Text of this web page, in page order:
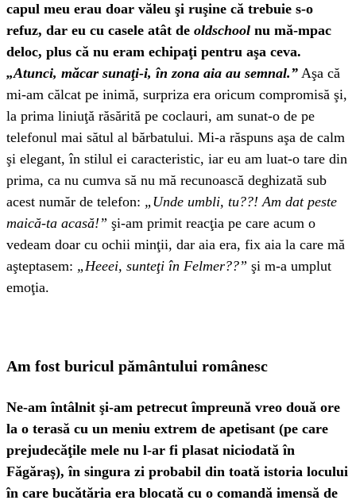
capul meu erau doar văleu şi ruşine că trebuie s-o
refuz, dar eu cu casele atât de oldschool nu mă-mpac
deloc, plus că nu eram echipaţi pentru aşa ceva.
„Atunci, măcar sunaţi-i, în zona aia au semnal.” Aşa că
mi-am călcat pe inimă, surpriza era oricum compromisă şi,
la prima liniuţă răsărită pe coclauri, am sunat-o de pe
telefonul mai sătul al bărbatului. Mi-a răspuns aşa de calm
şi elegant, în stilul ei caracteristic, iar eu am luat-o tare din
prima, ca nu cumva să nu mă recunoască deghizată sub
acest număr de telefon: „Unde umbli, tu??! Am dat peste
maică-ta acasă!” şi-am primit reacţia pe care acum o
vedeam doar cu ochii minţii, dar aia era, fix aia la care mă
aşteptasem: „Heeei, sunteţi în Felmer??” şi m-a umplut
emoţia.
Am fost buricul pământului românesc
Ne-am întâlnit şi-am petrecut împreună vreo două ore
la o terasă cu un meniu extrem de apetisant (pe care
prejudecăţile mele nu l-ar fi plasat niciodată în
Făgăraş), în singura zi probabil din toată istoria locului
în care bucătăria era blocată cu o comandă imensă de